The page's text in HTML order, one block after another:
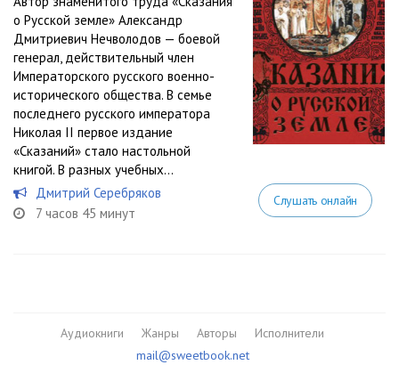
о Русской земле» Александр
Дмитриевич Нечволодов — боевой
генерал, действительный член
Императорского русского военно-
исторического общества. В семье
последнего русского императора
Николая II первое издание
«Сказаний» стало настольной
книгой. В разных учебных...
Дмитрий Серебряков
7 часов 45 минут
Слушать онлайн
Аудиокниги Жанры Авторы
Исполнители
mail@sweetbook.net